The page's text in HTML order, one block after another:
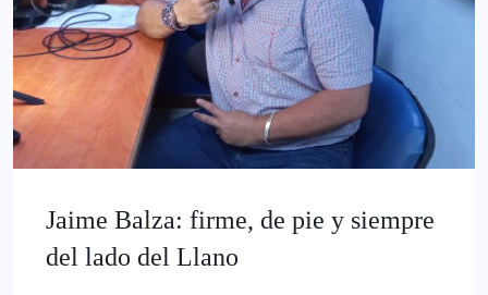
Jaime Balza: firme, de pie y siempre
del lado del Llano